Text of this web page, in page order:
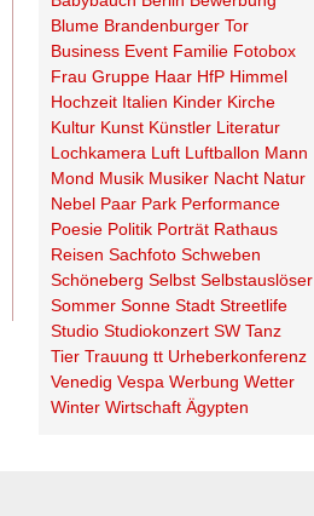
Blume Brandenburger Tor
Business Event Familie Fotobox
Frau Gruppe Haar HfP Himmel
Hochzeit Italien Kinder Kirche
Kultur Kunst Künstler Literatur
Lochkamera Luft Luftballon Mann
Mond Musik Musiker Nacht Natur
Nebel Paar Park Performance
Poesie Politik Porträt Rathaus
Reisen Sachfoto Schweben
Schöneberg Selbst Selbstauslöser
Sommer Sonne Stadt Streetlife
Studio Studiokonzert SW Tanz
Tier Trauung tt Urheberkonferenz
Venedig Vespa Werbung Wetter
Winter Wirtschaft Ägypten